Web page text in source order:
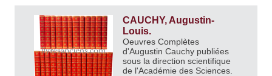
CAUCHY, Augustin-
Louis.
Oeuvres Complètes
d'Augustin Cauchy publiées
sous la direction scientifique
de l'Académie des Sciences.